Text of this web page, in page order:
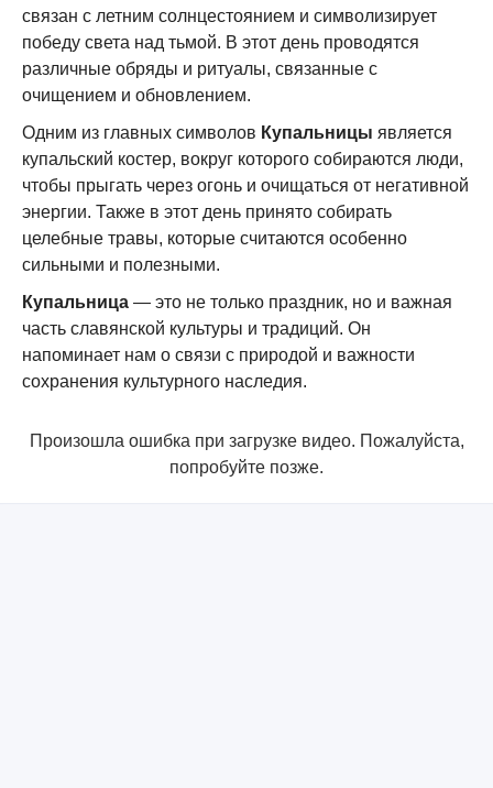
связан с летним солнцестоянием и символизирует
победу света над тьмой. В этот день проводятся
различные обряды и ритуалы, связанные с
очищением и обновлением.
Одним из главных символов Купальницы является
купальский костер, вокруг которого собираются люди,
чтобы прыгать через огонь и очищаться от негативной
энергии. Также в этот день принято собирать
целебные травы, которые считаются особенно
сильными и полезными.
Купальница — это не только праздник, но и важная
часть славянской культуры и традиций. Он
напоминает нам о связи с природой и важности
сохранения культурного наследия.
Произошла ошибка при загрузке видео. Пожалуйста,
попробуйте позже.